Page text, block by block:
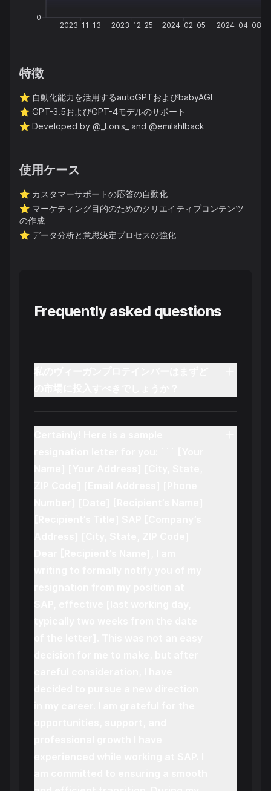
2023-11-13 2023-12-25 2024-02-05 2024-04-08
0
特徴
⭐️ 自動化能力を活用するautoGPTおよびbabyAGI
⭐️ GPT-3.5およびGPT-4モデルのサポート
⭐️ Developed by @_Lonis_ and @emilahlback
使用ケース
⭐️ カスタマーサポートの応答の自動化
⭐️ マーケティング目的のためのクリエイティブコンテンツ
の作成
⭐️ データ分析と意思決定プロセスの強化
Frequently asked questions